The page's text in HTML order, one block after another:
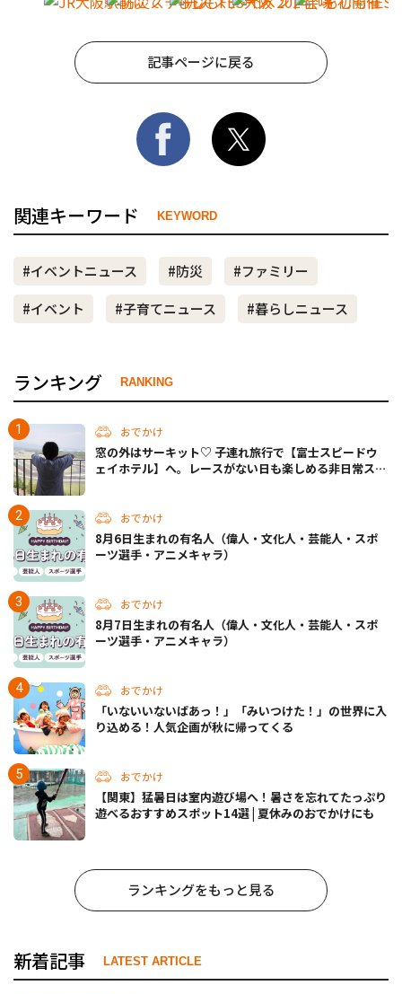
記事ページに戻る
関連キーワード KEYWORD
#イベントニュース #防災
#ファミリー
#イベント
#子育てニュース #暮らしニュース
ランキング RANKING
おでかけ
窓の外はサーキット♡ 子連れ旅行で【富士スピードウ
ェイホテル】へ。レースがない日も楽しめる非日常ステ
おでかけ
8月6日生まれの有名人（偉人・文化人・芸能人・スポ
ーツ選手・アニメキャラ）
おでかけ
8月7日生まれの有名人（偉人・文化人・芸能人・スポ
ーツ選手・アニメキャラ）
おでかけ
「いないいないばあっ！」「みいつけた！」の世界に入
り込める！人気企画が秋に帰ってくる
おでかけ
【関東】猛暑日は室内遊び場へ！暑さを忘れてたっぷり
遊べるおすすめスポット14選 | 夏休みのおでかけにも
ランキングをもっと見る
新着記事 LATEST ARTICLE